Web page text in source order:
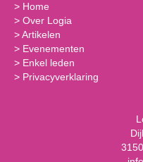
> Home
> Over Logia
>Artikelen
> Evenementen
> Enkel leden
> Privacyverklaring